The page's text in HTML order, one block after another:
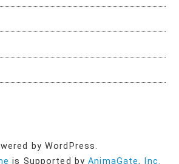
by WordPress.
is Supported byAnimaGate, Inc.